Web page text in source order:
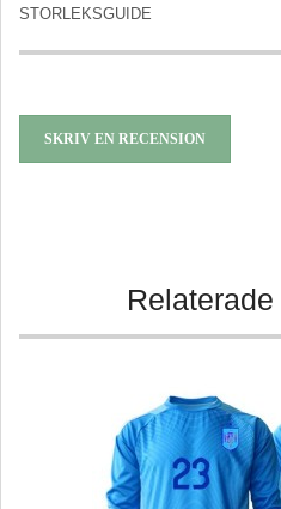
STORLEKSGUIDE
SKRIV EN RECENSION